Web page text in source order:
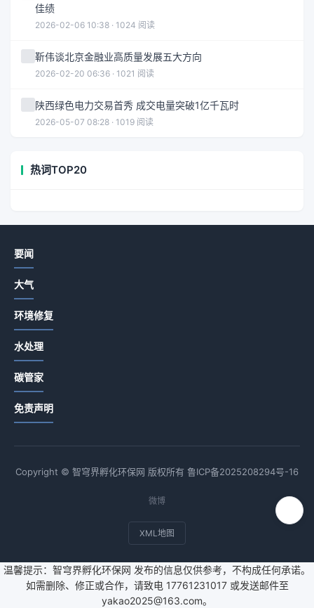
佳绩
2026-02-06 10:38 · 1024 阅读
靳伟谈北京金融业高质量发展五大方向
2026-02-20 06:36 · 1021 阅读
陕西绿色电力交易首秀 成交电量突破1亿千瓦时
2026-05-07 08:28 · 1019 阅读
热词TOP20
要闻
大气
环境修复
水处理
碳管家
免责声明
Copyright © 智穹界孵化环保网 版权所有 鲁ICP备2025208294号-16
微博
XML地图
温馨提示：智穹界孵化环保网 发布的信息仅供参考，不构成任何承诺。
如需删除、修正或合作，请致电 17761231017 或发送邮件至
yakao2025@163.com。